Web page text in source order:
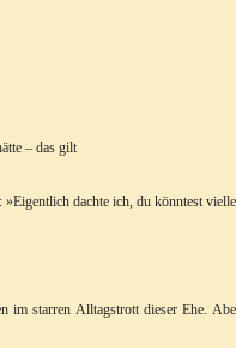
– das gilt
dachte ich, du könntest
im starren Alltagstrott dieser Ehe.